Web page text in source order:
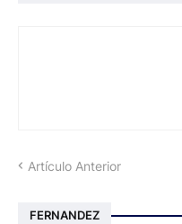
Artículo Anterior
FERNANDEZ